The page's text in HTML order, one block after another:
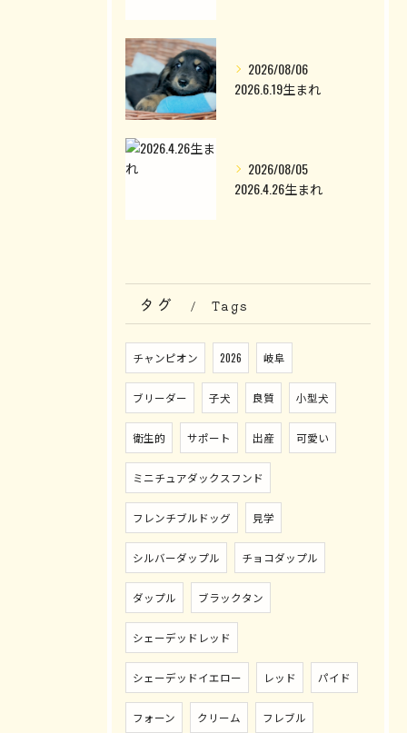
2026/08/06
2026.6.19生まれ
2026/08/05
2026.4.26生まれ
タグ Tags
チャンピオン 2026 岐阜
ブリーダー 子犬 良質 小型犬
衛生的 サポート 出産 可愛い
ミニチュアダックスフンド
フレンチブルドッグ 見学
シルバーダップル チョコダップル
ダップル ブラックタン
シェーデッドレッド
シェーデッドイエロー レッド パイド
フォーン クリーム フレブル